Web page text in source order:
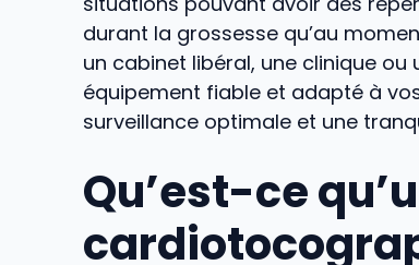
durant la grossesse qu’au
un cabinet libéral, une clinique ou
équipement fiable et adapté à
surveillance optimale et une
Qu’est-ce